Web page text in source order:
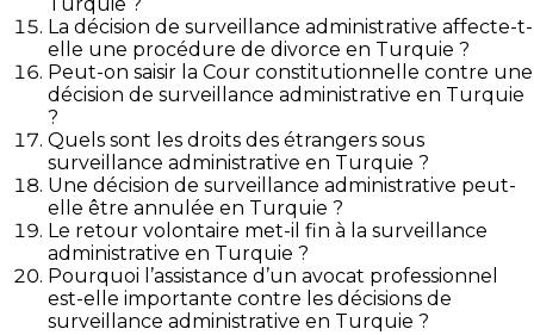
Turquie ?
La décision de surveillance administrative affecte-t-
elle une procédure de divorce en Turquie ?
Peut-on saisir la Cour constitutionnelle contre une
décision de surveillance administrative en Turquie
?
Quels sont les droits des étrangers sous
surveillance administrative en Turquie ?
Une décision de surveillance administrative peut-
elle être annulée en Turquie ?
Le retour volontaire met-il fin à la surveillance
administrative en Turquie ?
Pourquoi l’assistance d’un avocat professionnel
est-elle importante contre les décisions de
surveillance administrative en Turquie ?